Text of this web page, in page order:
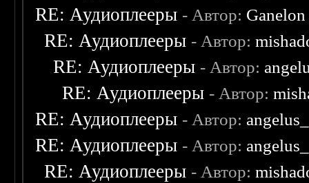
RE: Аудиоплееры - Автор: Ganelon
RE: Аудиоплееры - Автор:
RE: Аудиоплееры - Автор:
RE: Аудиоплееры - Автор:
RE: Аудиоплееры - Автор:
RE: Аудиоплееры - Автор:
RE: Аудиоплееры - Автор: